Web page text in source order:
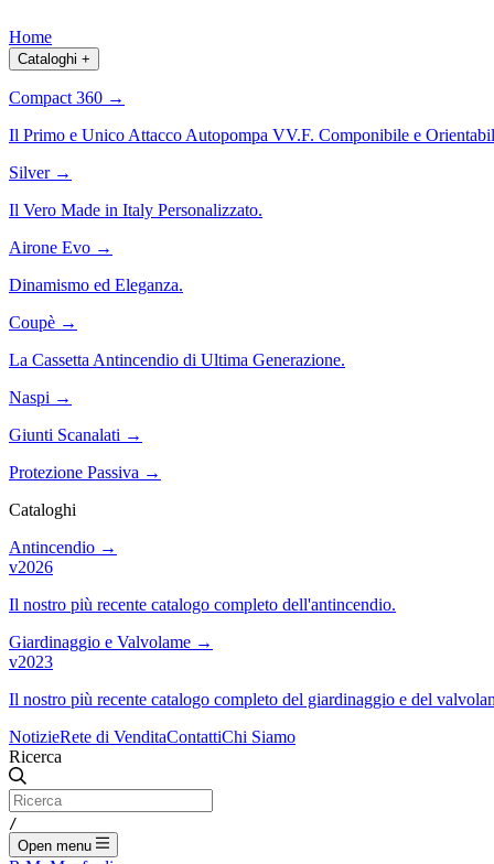
Home
Cataloghi +
Compact 360 →
Il Primo e Unico Attacco Autopompa VV.F. Componibile e
Silver →
Il Vero Made in Italy Personalizzato.
Airone Evo →
Dinamismo ed Eleganza.
Coupè →
La Cassetta Antincendio di Ultima Generazione.
Naspi →
Giunti Scanalati →
Protezione Passiva →
Cataloghi
Antincendio →
v2026
Il nostro più recente catalogo completo dell'antincendio.
Giardinaggio e Valvolame →
v2023
Il nostro più recente catalogo completo del giardinaggio e del
NotizieRete di VenditaContattiChi Siamo
Ricerca
/
Open menu